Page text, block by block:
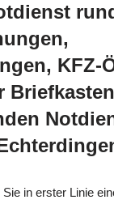
KFZ-
in erster Linie